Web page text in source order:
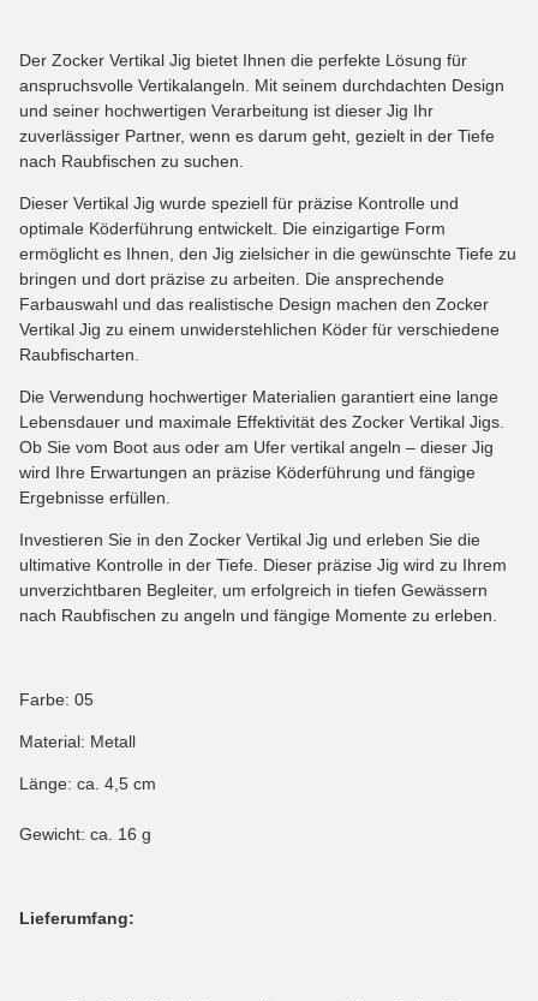
Der Zocker Vertikal Jig bietet Ihnen die perfekte Lösung für
anspruchsvolle Vertikalangeln. Mit seinem durchdachten Design
und seiner hochwertigen Verarbeitung ist dieser Jig Ihr
zuverlässiger Partner, wenn es darum geht, gezielt in der Tiefe
nach Raubfischen zu suchen.
Dieser Vertikal Jig wurde speziell für präzise Kontrolle und
optimale Köderführung entwickelt. Die einzigartige Form
ermöglicht es Ihnen, den Jig zielsicher in die gewünschte Tiefe zu
bringen und dort präzise zu arbeiten. Die ansprechende
Farbauswahl und das realistische Design machen den Zocker
Vertikal Jig zu einem unwiderstehlichen Köder für verschiedene
Raubfischarten.
Die Verwendung hochwertiger Materialien garantiert eine lange
Lebensdauer und maximale Effektivität des Zocker Vertikal Jigs.
Ob Sie vom Boot aus oder am Ufer vertikal angeln – dieser Jig
wird Ihre Erwartungen an präzise Köderführung und fängige
Ergebnisse erfüllen.
Investieren Sie in den Zocker Vertikal Jig und erleben Sie die
ultimative Kontrolle in der Tiefe. Dieser präzise Jig wird zu Ihrem
unverzichtbaren Begleiter, um erfolgreich in tiefen Gewässern
nach Raubfischen zu angeln und fängige Momente zu erleben.
Farbe: 05
Material: Metall
Länge: ca. 4,5 cm
Gewicht: ca. 16 g
Lieferumfang: